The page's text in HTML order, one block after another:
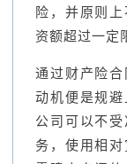
险，并原则
资额超过一定
通过财产险
动机便是规
公司可以不
务，使用相